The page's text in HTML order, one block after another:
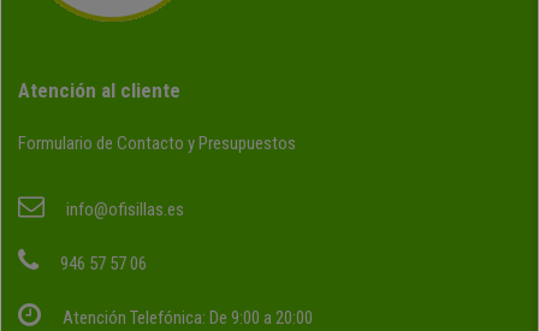
Atención al cliente
Formulario de Contacto y Presupuestos
info@ofisillas.es
946 57 57 06
Atención Telefónica: De 9:00 a 20:00